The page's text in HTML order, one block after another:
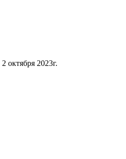
2 октября 2023г.